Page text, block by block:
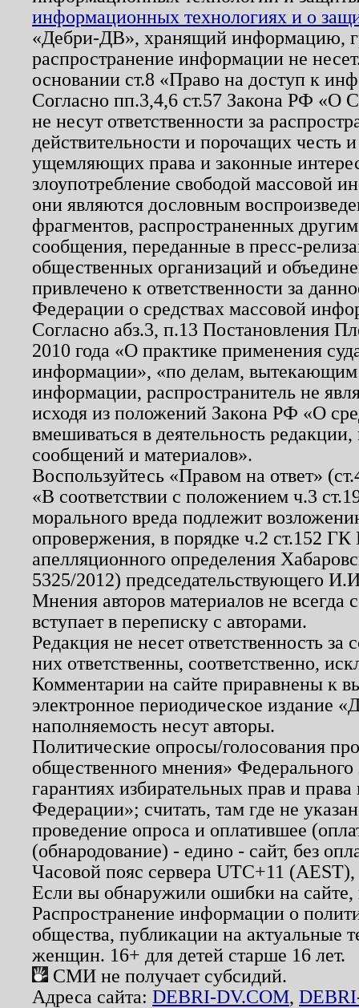
информационных технологиях и о
«Дебри-ДВ», хранящий информацию,
распространение информации не
основании ст.8 «Право на доступ к
Согласно пп.3,4,6 ст.57 Закона РФ «О
не несут ответственности за
действительности и порочащих честь
ущемляющих права и законные
злоупотребление свободой массовой
они являются дословным
фрагментов, распространенных
сообщения, переданные в пресс-
общественных организаций и
привлечено к ответственности за
Федерации о средствах массовой
Согласно абз.3, п.13 Постановления
2010 года «О практике применения
информации», «по делам, вытекающим
информации, распространитель не
исходя из положений Закона РФ «О
вмешиваться в деятельность
сообщений и материалов».
Воспользуйтесь «Правом на ответ»
«В соответствии с положением ч.3
морального вреда подлежит
опровержения, в порядке ч.2 ст.152
апелляционного определения
5325/2012) председательствующего
Мнения авторов материалов не
вступает в переписку с авторами.
Редакция не несет ответственность
них ответственны, соответственно,
Комментарии на сайте приравнены к
электронное периодическое издание
наполняемость несут авторы.
Политические опросы/голосования
общественного мнения»
гарантиях избирательных прав и
Федерации»; считать, там где не
проведение опроса и оплатившее
(обнародование) - едино - сайт, без
Часовой пояс сервера UTC+11
Если вы обнаружили ошибки на
Распространение информации о
общества, публикации на актуальные
женщин. 16+ для детей старше 16 лет.
СМИ не получает субсидий.
Адреса сайта: DEBRI-DV.COM,